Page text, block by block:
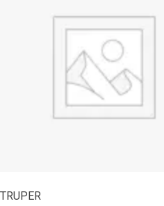
TRUPER